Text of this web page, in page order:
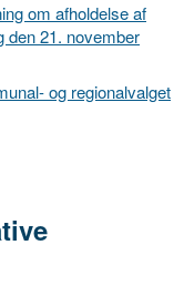
om afholdelse af
den 21. november
og regionalvalget